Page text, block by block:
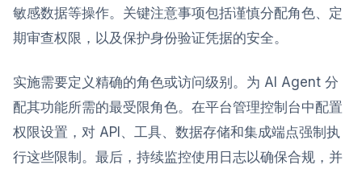
敏感数据等操作。关键注意事项包括谨慎分配角色、定
期审查权限，以及保护身份验证凭据的安全。
实施需要定义精确的角色或访问级别。为 AI Agent 分
配其功能所需的最受限角色。在平台管理控制台中配置
权限设置，对 API、工具、数据存储和集成端点强制执
行这些限制。最后，持续监控使用日志以确保合规，并